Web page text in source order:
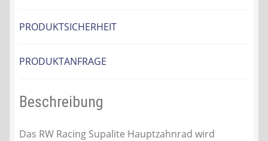
PRODUKTSICHERHEIT
PRODUKTANFRAGE
Beschreibung
Das RW Racing Supalite Hauptzahnrad wird